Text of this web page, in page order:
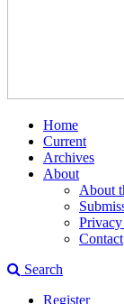
Home
Current
Archives
About
About
Privacy
Contact
Search
Register